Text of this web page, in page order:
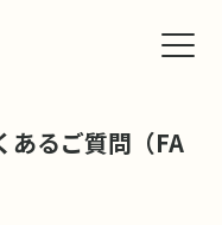
るご質問（FA